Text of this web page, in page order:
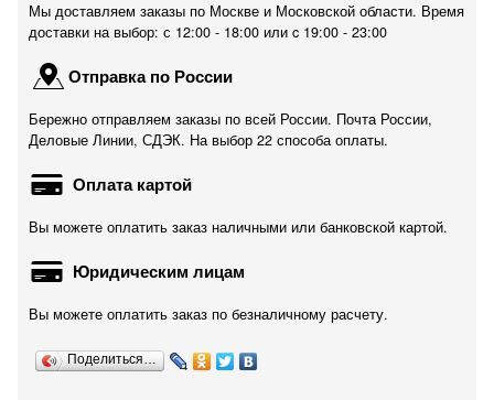
Мы доставляем заказы по Москве и Московской области. Время
доставки на выбор: с 12:00 - 18:00 или c 19:00 - 23:00
Отправка по России
Бережно отправляем заказы по всей России. Почта России,
Деловые Линии, СДЭК. На выбор 22 способа оплаты.
Оплата картой
Вы можете оплатить заказ наличными или банковской картой.
Юридическим лицам
Вы можете оплатить заказ по безналичному расчету.
Поделиться…